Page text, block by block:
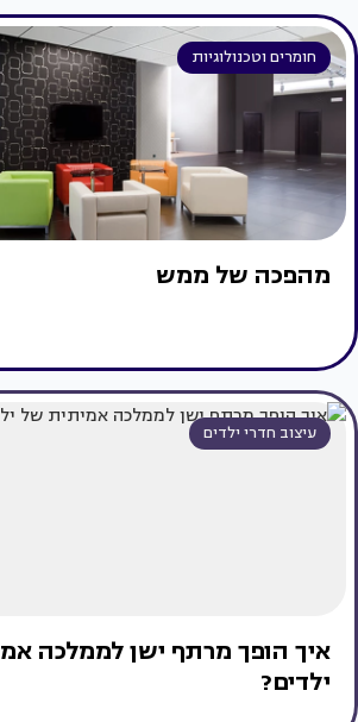
חומרים וטכנולוגיות
מהפכה של ממש
עיצוב חדרי ילדים
איך הופך מרתף ישן לממלכה
ילדים?